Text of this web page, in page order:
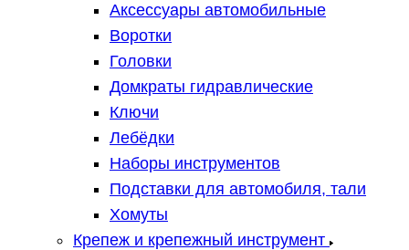
Аксессуары автомобильные
Воротки
Головки
Домкраты гидравлические
Ключи
Лебёдки
Наборы инструментов
Подставки для автомобиля, тали
Хомуты
Крепеж и крепежный инструмент